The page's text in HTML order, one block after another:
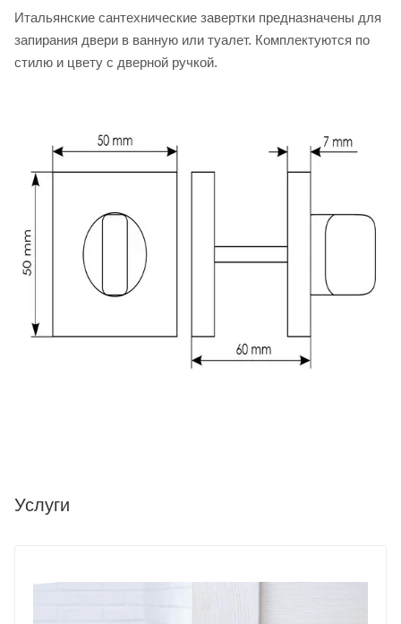
Итальянские сантехнические завертки предназначены для
запирания двери в ванную или туалет. Комплектуются по
стилю и цвету с дверной ручкой.
Услуги